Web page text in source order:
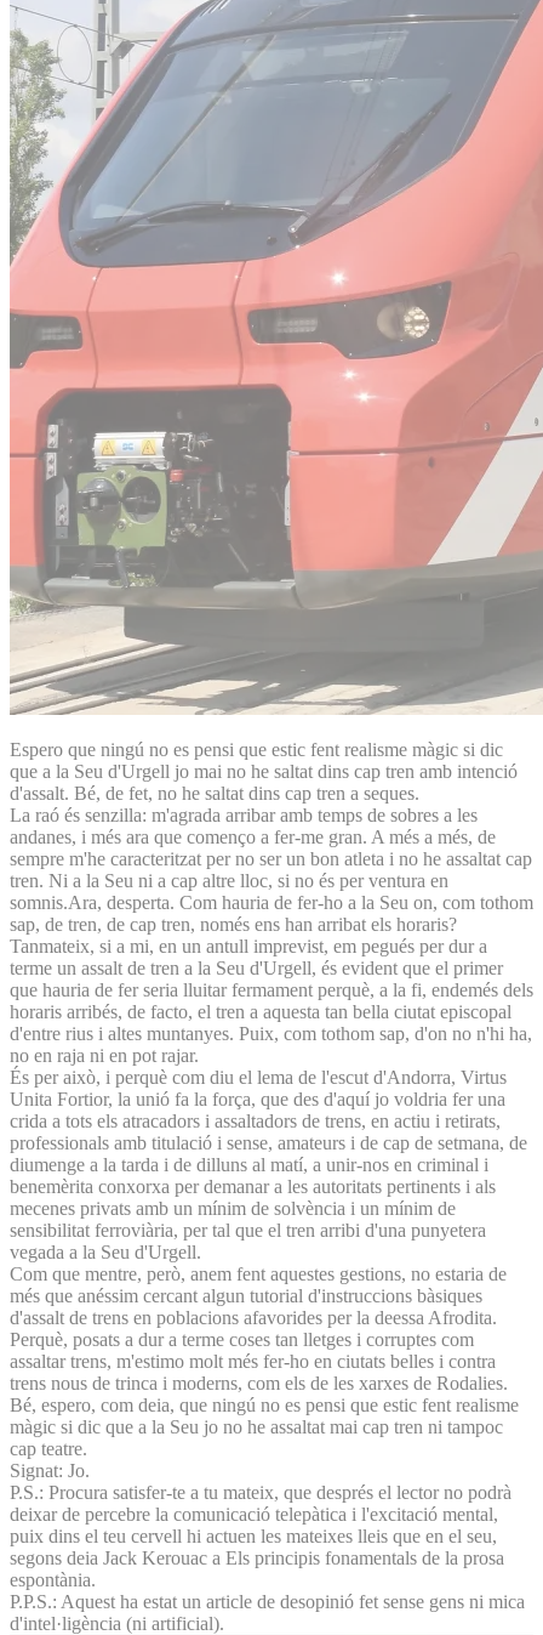
Espero que ningú no es pensi que estic fent realisme màgic si dic
que a la Seu d'Urgell jo mai no he saltat dins cap tren amb intenció
d'assalt. Bé, de fet, no he saltat dins cap tren a seques.
La raó és senzilla: m'agrada arribar amb temps de sobres a les
andanes, i més ara que començo a fer-me gran. A més a més, de
sempre m'he caracteritzat per no ser un bon atleta i no he assaltat cap
tren. Ni a la Seu ni a cap altre lloc, si no és per ventura en
somnis.Ara, desperta. Com hauria de fer-ho a la Seu on, com tothom
sap, de tren, de cap tren, només ens han arribat els horaris?
Tanmateix, si a mi, en un antull imprevist, em pegués per dur a
terme un assalt de tren a la Seu d'Urgell, és evident que el primer
que hauria de fer seria lluitar fermament perquè, a la fi, endemés dels
horaris arribés, de facto, el tren a aquesta tan bella ciutat episcopal
d'entre rius i altes muntanyes. Puix, com tothom sap, d'on no n'hi ha,
no en raja ni en pot rajar.
És per això, i perquè com diu el lema de l'escut d'Andorra, Virtus
Unita Fortior, la unió fa la força, que des d'aquí jo voldria fer una
crida a tots els atracadors i assaltadors de trens, en actiu i retirats,
professionals amb titulació i sense, amateurs i de cap de setmana, de
diumenge a la tarda i de dilluns al matí, a unir-nos en criminal i
benemèrita conxorxa per demanar a les autoritats pertinents i als
mecenes privats amb un mínim de solvència i un mínim de
sensibilitat ferroviària, per tal que el tren arribi d'una punyetera
vegada a la Seu d'Urgell.
Com que mentre, però, anem fent aquestes gestions, no estaria de
més que anéssim cercant algun tutorial d'instruccions bàsiques
d'assalt de trens en poblacions afavorides per la deessa Afrodita.
Perquè, posats a dur a terme coses tan lletges i corruptes com
assaltar trens, m'estimo molt més fer-ho en ciutats belles i contra
trens nous de trinca i moderns, com els de les xarxes de Rodalies.
Bé, espero, com deia, que ningú no es pensi que estic fent realisme
màgic si dic que a la Seu jo no he assaltat mai cap tren ni tampoc
cap teatre.
Signat: Jo.
P.S.: Procura satisfer-te a tu mateix, que després el lector no podrà
deixar de percebre la comunicació telepàtica i l'excitació mental,
puix dins el teu cervell hi actuen les mateixes lleis que en el seu,
segons deia Jack Kerouac a Els principis fonamentals de la prosa
espontània.
P.P.S.: Aquest ha estat un article de desopinió fet sense gens ni mica
d'intel·ligència (ni artificial).